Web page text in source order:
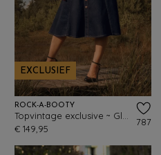
EXCLUSIEF
ROCK-A-BOOTY
€ 149,95
787